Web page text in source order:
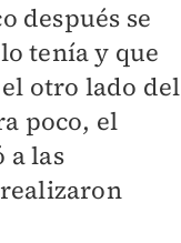
después se
tenía y que
otro lado del
poco, el
a las